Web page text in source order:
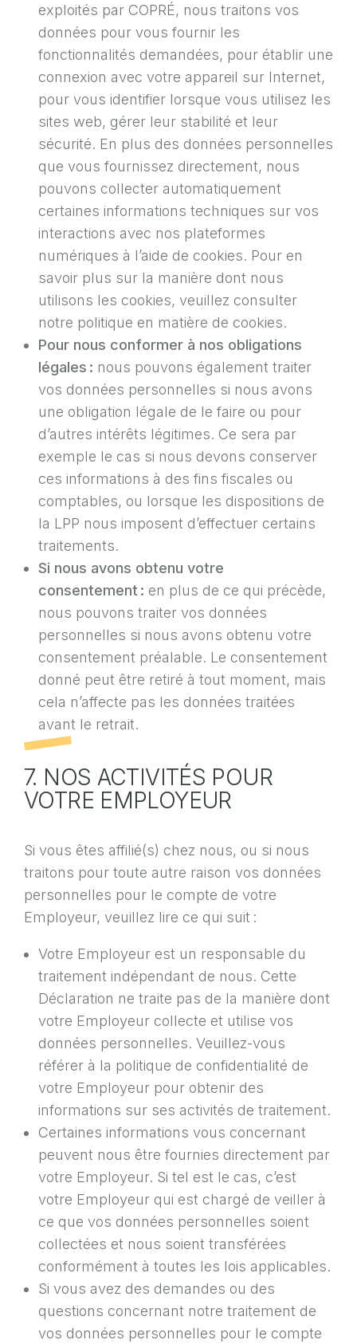
exploités par COPRÉ, nous traitons vos
données pour vous fournir les
fonctionnalités demandées, pour établir une
connexion avec votre appareil sur Internet,
pour vous identifier lorsque vous utilisez les
sites web, gérer leur stabilité et leur
sécurité. En plus des données personnelles
que vous fournissez directement, nous
pouvons collecter automatiquement
certaines informations techniques sur vos
interactions avec nos plateformes
numériques à l’aide de cookies. Pour en
savoir plus sur la manière dont nous
utilisons les cookies, veuillez consulter
notre politique en matière de cookies.
Pour nous conformer à nos obligations
légales : nous pouvons également traiter
vos données personnelles si nous avons
une obligation légale de le faire ou pour
d’autres intérêts légitimes. Ce sera par
exemple le cas si nous devons conserver
ces informations à des fins fiscales ou
comptables, ou lorsque les dispositions de
la LPP nous imposent d’effectuer certains
traitements.
Si nous avons obtenu votre
consentement : en plus de ce qui précède,
nous pouvons traiter vos données
personnelles si nous avons obtenu votre
consentement préalable. Le consentement
donné peut être retiré à tout moment, mais
cela n’affecte pas les données traitées
avant le retrait.
7. NOS ACTIVITÉS POUR
VOTRE EMPLOYEUR
Si vous êtes affilié(s) chez nous, ou si nous
traitons pour toute autre raison vos données
personnelles pour le compte de votre
Employeur, veuillez lire ce qui suit :
Votre Employeur est un responsable du
traitement indépendant de nous. Cette
Déclaration ne traite pas de la manière dont
votre Employeur collecte et utilise vos
données personnelles. Veuillez-vous
référer à la politique de confidentialité de
votre Employeur pour obtenir des
informations sur ses activités de traitement.
Certaines informations vous concernant
peuvent nous être fournies directement par
votre Employeur. Si tel est le cas, c’est
votre Employeur qui est chargé de veiller à
ce que vos données personnelles soient
collectées et nous soient transférées
conformément à toutes les lois applicables.
Si vous avez des demandes ou des
questions concernant notre traitement de
vos données personnelles pour le compte